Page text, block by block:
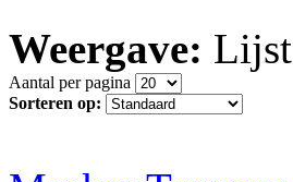
Weergave: Lijst
Aantal per pagina
Sorteren op: